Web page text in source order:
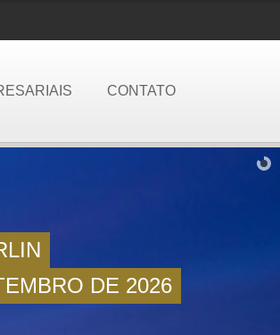
CONTATO
DE 2026